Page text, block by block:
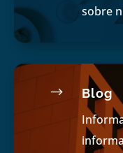
sobre
$ Blog